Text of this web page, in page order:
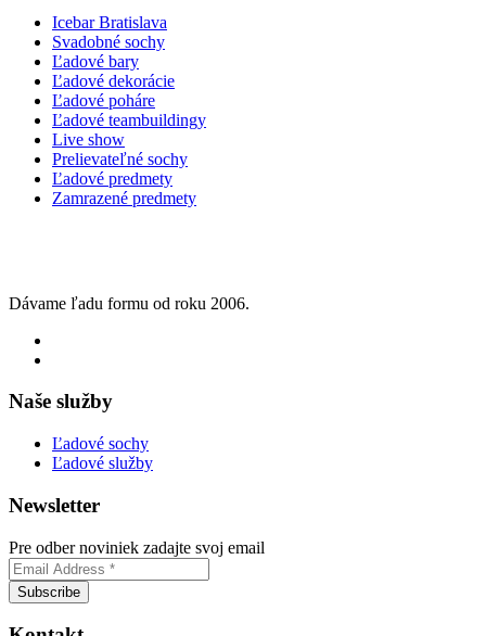
Icebar Bratislava
Svadobné sochy
Ľadové bary
Ľadové dekorácie
Ľadové poháre
Ľadové teambuildingy
Live show
Prelievateľné sochy
Ľadové predmety
Zamrazené predmety
Dávame ľadu formu od roku 2006.
Naše služby
Ľadové sochy
Ľadové služby
Newsletter
Pre odber noviniek zadajte svoj email